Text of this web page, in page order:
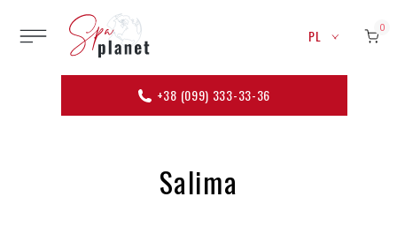
+38 (099) 333-33-36
PL 0
Salima